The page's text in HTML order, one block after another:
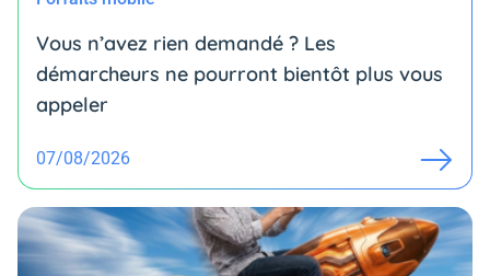
Vous n’avez rien demandé ? Les
démarcheurs ne pourront bientôt plus vous
appeler
07/08/2026